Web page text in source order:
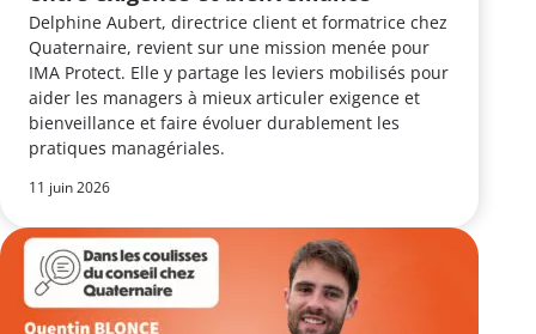
Delphine Aubert, directrice client et formatrice chez
Quaternaire, revient sur une mission menée pour
IMA Protect. Elle y partage les leviers mobilisés pour
aider les managers à mieux articuler exigence et
bienveillance et faire évoluer durablement les
pratiques managériales.
11 juin 2026